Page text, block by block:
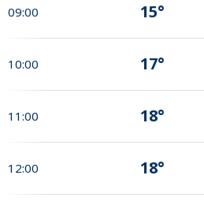
09:00 15°
10:00 17°
11:00 18°
12:00 18°